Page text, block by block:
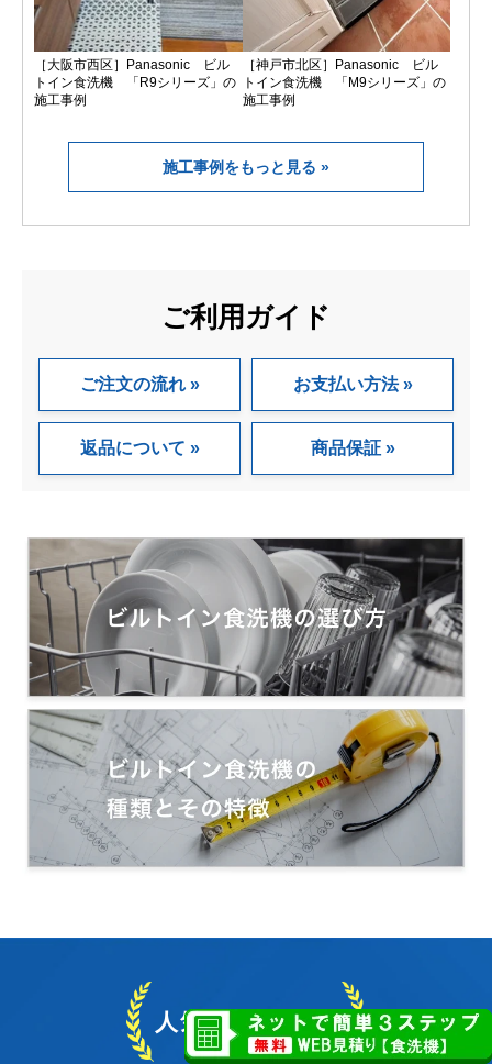
［大阪市西区］Panasonic ビル
トイン食洗機 「R9シリーズ」の
施工事例
［神戸市北区］Panasonic ビル
トイン食洗機 「M9シリーズ」の
施工事例
施工事例をもっと見る
ご利用ガイド
ご注文の流れ お支払い方法
返品について 商品保証
人気ランキング